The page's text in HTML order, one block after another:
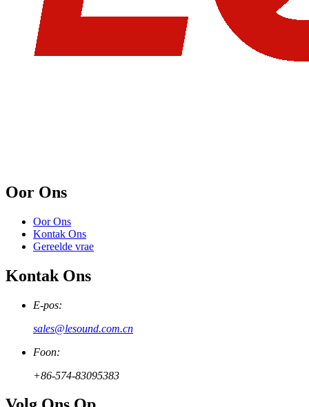
Oor Ons
Oor Ons
Kontak Ons
Gereelde vrae
Kontak Ons
E-pos:
sales@lesound.com.cn
Foon:
+86-574-83095383